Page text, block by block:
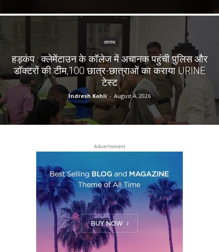
अपराध
हड़कंप : क्लेमेंटाउन के कॉलेज में अचानक पहुंची पुलिस और
डॉक्टरों की टीम,100 छात्र-छात्राओं का कराया URINE
टेस्ट
Indresh Kohli - August 4, 2026
Advertisment